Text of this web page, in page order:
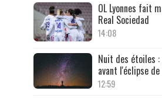
OL Lyonnes fait
Real Sociedad
14:08
Nuit des étoiles
avant l'éclipse
12:59